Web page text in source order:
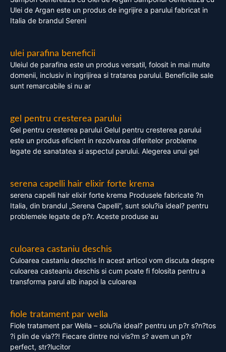
Ulei de Argan este un produs de ingrijire a parului fabricat in
Italia de brandul Sereni
ulei parafina beneficii
Uleiul de parafina este un produs versatil, folosit in mai multe
domenii, inclusiv in ingrijirea si tratarea parului. Beneficiile sale
sunt remarcabile si nu ar
gel pentru cresterea parului
Gel pentru cresterea parului Gelul pentru cresterea parului
este un produs eficient in rezolvarea diferitelor probleme
legate de sanatatea si aspectul parului. Alegerea unui gel
serena capelli hair elixir forte krema
serena capelli hair elixir forte krema Produsele fabricate ?n
Italia, din brandul „Serena Capelli”, sunt solu?ia ideal? pentru
problemele legate de p?r. Aceste produse au
culoarea castaniu deschis
Culoarea castaniu deschis In acest articol vom discuta despre
culoarea casteaniu deschis si cum poate fi folosita pentru a
transforma parul alb inapoi la culoarea
fiole tratament par wella
Fiole tratament par Wella – solu?ia ideal? pentru un p?r s?n?tos
?i plin de via??! Fiecare dintre noi vis?m s? avem un p?r
perfect, str?lucitor